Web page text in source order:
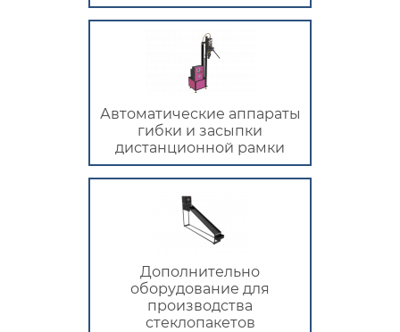
Автоматические аппараты
гибки и засыпки
дистанционной рамки
Дополнительно
оборудование для
производства
стеклопакетов